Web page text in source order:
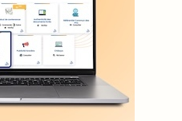
R212
de presse Arrissala
continuant à naviguer, vous nous
des fins de mesure d'audience
Syndication